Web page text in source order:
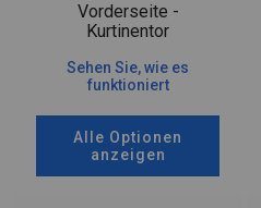
Vorderseite -
Kurtinentor
Sehen Sie, wie es
funktioniert
Alle Optionen
anzeigen